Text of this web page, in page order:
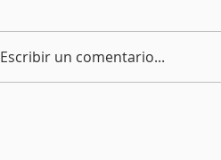
Escribir un comentario...